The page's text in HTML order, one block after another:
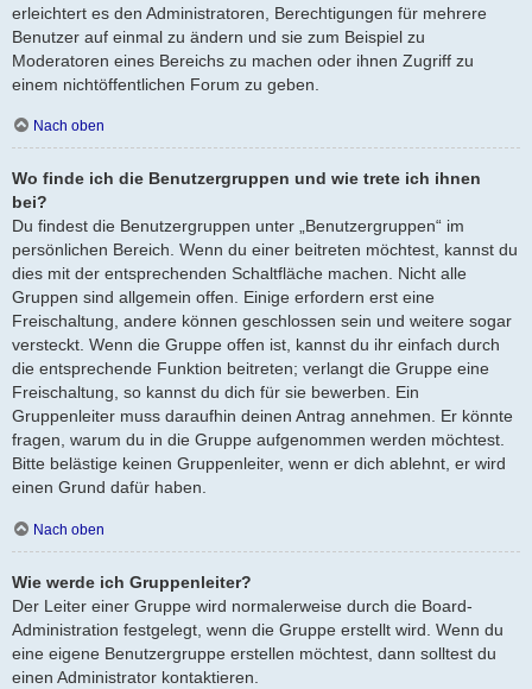
erleichtert es den Administratoren, Berechtigungen für mehrere
Benutzer auf einmal zu ändern und sie zum Beispiel zu
Moderatoren eines Bereichs zu machen oder ihnen Zugriff zu
einem nichtöffentlichen Forum zu geben.
Nach oben
Wo finde ich die Benutzergruppen und wie trete ich ihnen
bei?
Du findest die Benutzergruppen unter „Benutzergruppen“ im
persönlichen Bereich. Wenn du einer beitreten möchtest, kannst du
dies mit der entsprechenden Schaltfläche machen. Nicht alle
Gruppen sind allgemein offen. Einige erfordern erst eine
Freischaltung, andere können geschlossen sein und weitere sogar
versteckt. Wenn die Gruppe offen ist, kannst du ihr einfach durch
die entsprechende Funktion beitreten; verlangt die Gruppe eine
Freischaltung, so kannst du dich für sie bewerben. Ein
Gruppenleiter muss daraufhin deinen Antrag annehmen. Er könnte
fragen, warum du in die Gruppe aufgenommen werden möchtest.
Bitte belästige keinen Gruppenleiter, wenn er dich ablehnt, er wird
einen Grund dafür haben.
Nach oben
Wie werde ich Gruppenleiter?
Der Leiter einer Gruppe wird normalerweise durch die Board-
Administration festgelegt, wenn die Gruppe erstellt wird. Wenn du
eine eigene Benutzergruppe erstellen möchtest, dann solltest du
einen Administrator kontaktieren.